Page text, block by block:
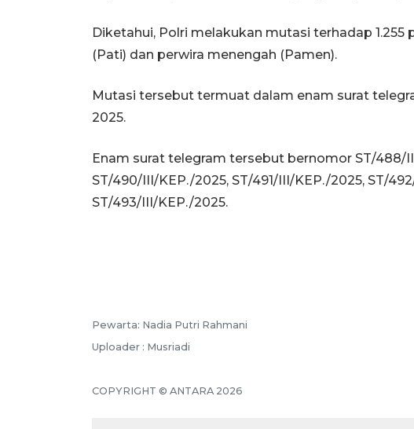
Diketahui, Polri melakukan mutasi terhadap 1.255
(Pati) dan perwira menengah (Pamen).
Mutasi tersebut termuat dalam enam surat
2025.
Enam surat telegram tersebut bernomor ST/488/
ST/490/III/KEP./2025, ST/491/III/KEP./2025, ST/
ST/493/III/KEP./2025.
Pewarta: Nadia Putri Rahmani
Uploader : Musriadi
COPYRIGHT © ANTARA 2026